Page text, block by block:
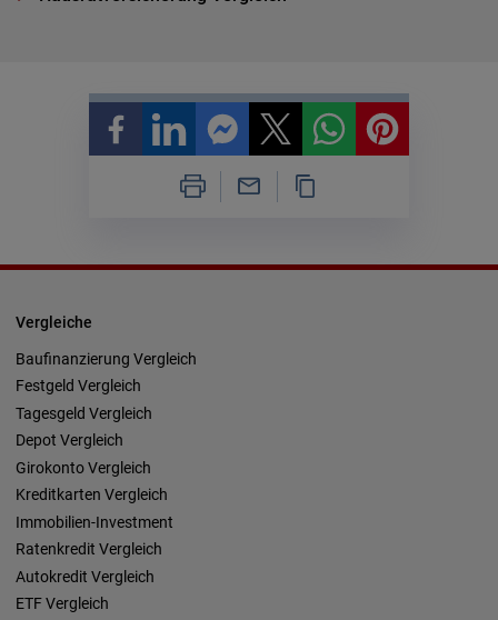
Vergleiche
Baufinanzierung Vergleich
Festgeld Vergleich
Tagesgeld Vergleich
Depot Vergleich
Girokonto Vergleich
Kreditkarten Vergleich
Immobilien-Investment
Ratenkredit Vergleich
Autokredit Vergleich
ETF Vergleich